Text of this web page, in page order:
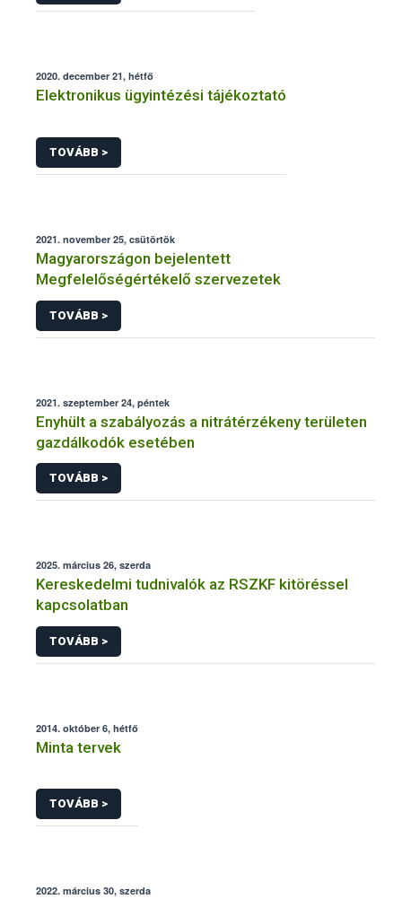
2020. december 21, hétfő
Elektronikus ügyintézési tájékoztató
TOVÁBB >
2021. november 25, csütörtök
Magyarországon bejelentett
Megfelelőségértékelő szervezetek
TOVÁBB >
2021. szeptember 24, péntek
Enyhült a szabályozás a nitrátérzékeny területen
gazdálkodók esetében
TOVÁBB >
2025. március 26, szerda
Kereskedelmi tudnivalók az RSZKF kitöréssel
kapcsolatban
TOVÁBB >
2014. október 6, hétfő
Minta tervek
TOVÁBB >
2022. március 30, szerda